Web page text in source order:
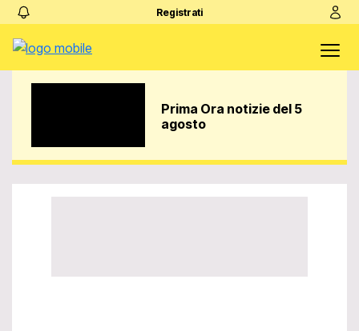
Registrati
Prima Ora notizie del 5
agosto